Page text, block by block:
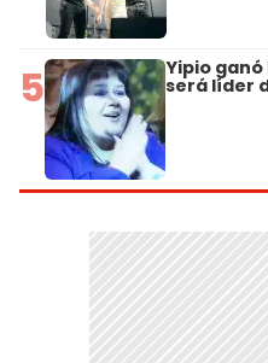
5 Yipio ganó
será líder